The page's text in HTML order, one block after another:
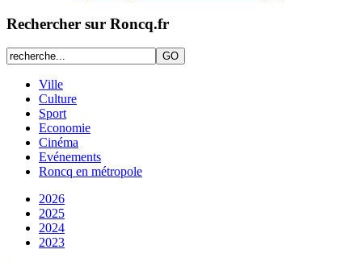
Rechercher sur Roncq.fr
Ville
Culture
Sport
Economie
Cinéma
Evénements
Roncq en métropole
2026
2025
2024
2023